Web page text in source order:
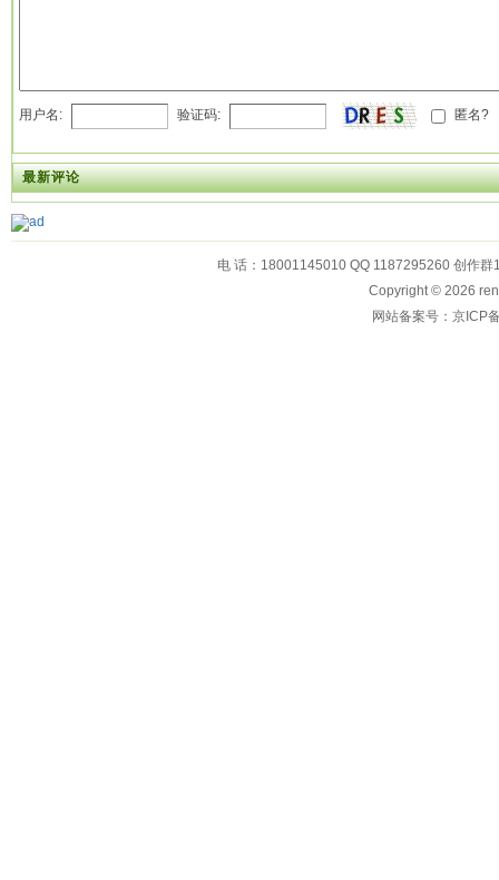
用户名: 验证码: 匿名?
最新评论
电 话：18001145010 QQ 1187295260 创作
Copyright © 2026
网站备案号：京ICP